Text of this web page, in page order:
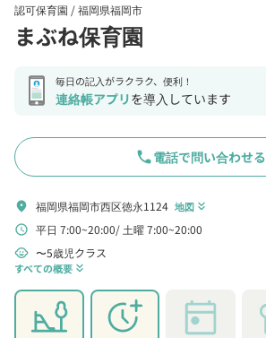
認可保育園 /福岡県福岡市
まぶね保育園
毎日の記入がラクラク、便利！
連絡帳アプリを導入しています
phone電話で問い合わせる
location_on 福岡県福岡市西区徳永1124 地図 keyboard_double_arrow_down
schedule 平日 7:00~20:00 土曜 7:00~20:00
child_care 〜5歳児クラス
すべての概要 keyboard_double_arrow_down